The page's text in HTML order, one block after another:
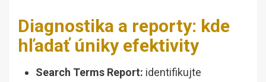
Diagnostika a reporty: kde
hľadať úniky efektivity
Search Terms Report: identifikujte